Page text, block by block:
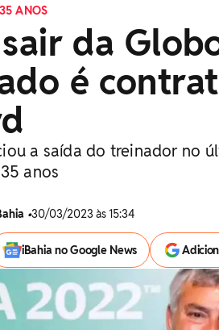
ANOS
da
é
a saída do treinador no
anos
•30/03/2023 às 15:34
iBahia no Google News